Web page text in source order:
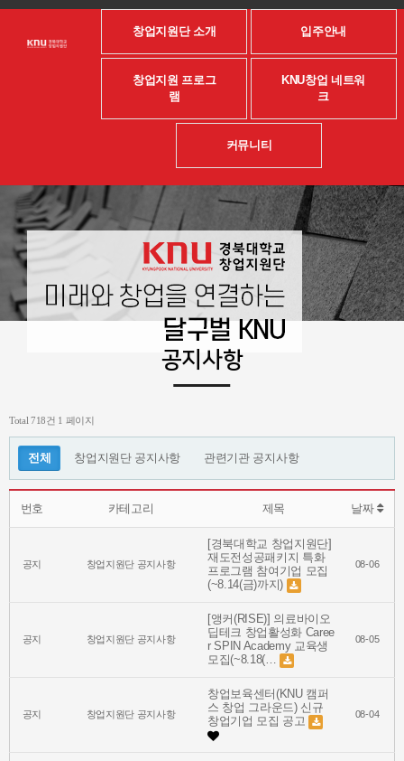
창업지원단 소개 입주안내
창업지원 프로그
램
KNU창업 네트워
크
커뮤니티
공지사항
Total 718건 1 페이지
전체 창업지원단 공지사항 관련기관 공지사항
번호 카테고리 제목 날짜
공지 창업지원단 공지사항
[경북대학교 창업지원단]
재도전성공패키지 특화
프로그램 참여기업 모집
(~8.14(금)까지)
08-06
공지 창업지원단 공지사항
[앵커(RISE)] 의료바이오
딥테크 창업활성화 Caree
r SPIN Academy 교육생
모집(~8.18(…
08-05
공지 창업지원단 공지사항
창업보육센터(KNU 캠퍼
스 창업 그라운드) 신규
창업기업 모집 공고
08-04